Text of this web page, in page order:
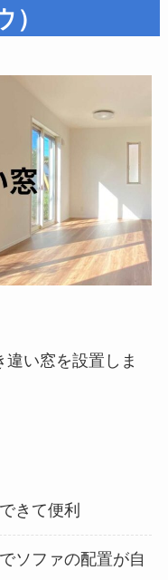
）
い窓を設置しま
きて便利
ソファの配置が自